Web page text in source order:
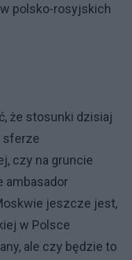
polsko-rosyjskich
że stosunki dzisiaj
sferze
czy na gruncie
ambasador
jeszcze jest,
w Polsce
ale czy będzie to